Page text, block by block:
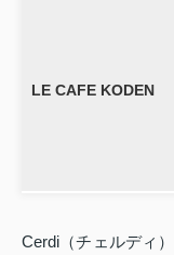
LE CAFE KODEN
Cerdi（チェルディ